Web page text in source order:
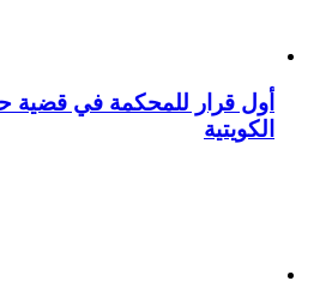
أول قرار للمحكمة في قضية
الكويتية